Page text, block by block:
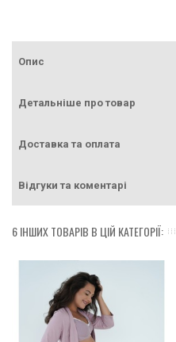
Опис
Детальніше про товар
Доставка та оплата
Відгуки та коментарі
6 ІНШИХ ТОВАРІВ В ЦІЙ КАТЕГОРІЇ: